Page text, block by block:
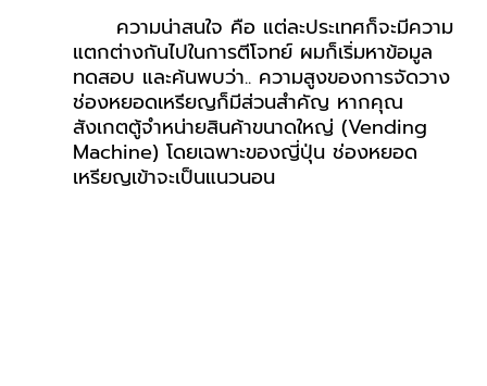
ความน่าสนใจ คือ แต่ละประเทศก็จะมีความ
แตกต่างกันไปในการตีโจทย์ ผมก็เริ่มหาข้อมูล
ทดสอบ และค้นพบว่า.. ความสูงของการจัดวาง
ช่องหยอดเหรียญก็มีส่วนสำคัญ หากคุณ
สังเกตตู้จำหน่ายสินค้าขนาดใหญ่ (Vending
Machine) โดยเฉพาะของญี่ปุ่น ช่องหยอด
เหรียญเข้าจะเป็นแนวนอน